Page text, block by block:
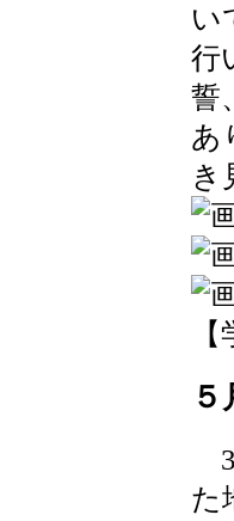
い
行
誓
あ
き
3
た